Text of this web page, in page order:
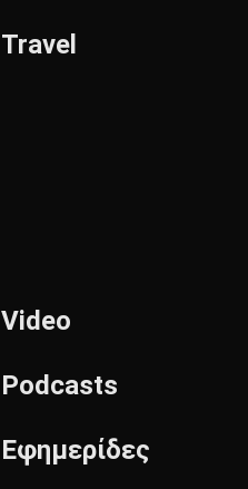
Travel
Video
Podcasts
Εφημερίδες